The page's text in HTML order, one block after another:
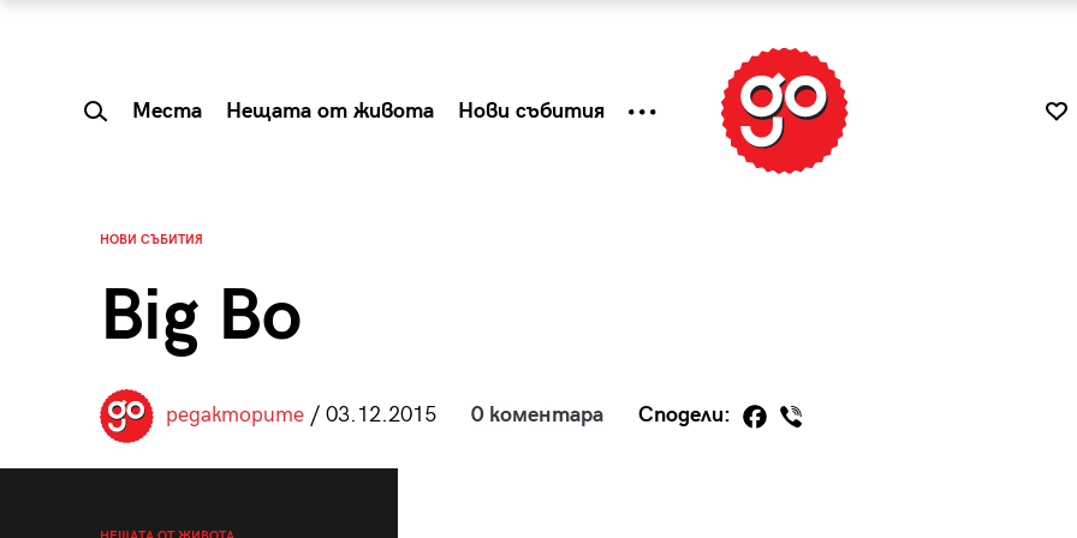
Места Нещата от живота Нови събития
НОВИ СЪБИТИЯ
Big Bo
редакторите/ 03.12.2015 0 коментара Сподели: